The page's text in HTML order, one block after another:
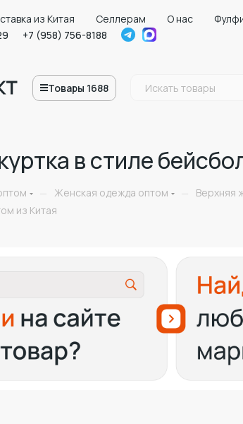
из Китая Селлерам О нас
+7 (958) 756-8188
Товары 1688
в стиле
— Женская одежда оптом — Верхняя
из Китая